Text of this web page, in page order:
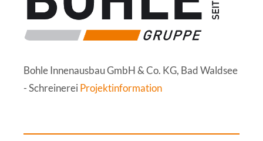
Bohle Innenausbau GmbH & Co. KG, Bad Waldsee
- Schreinerei Projektinformation